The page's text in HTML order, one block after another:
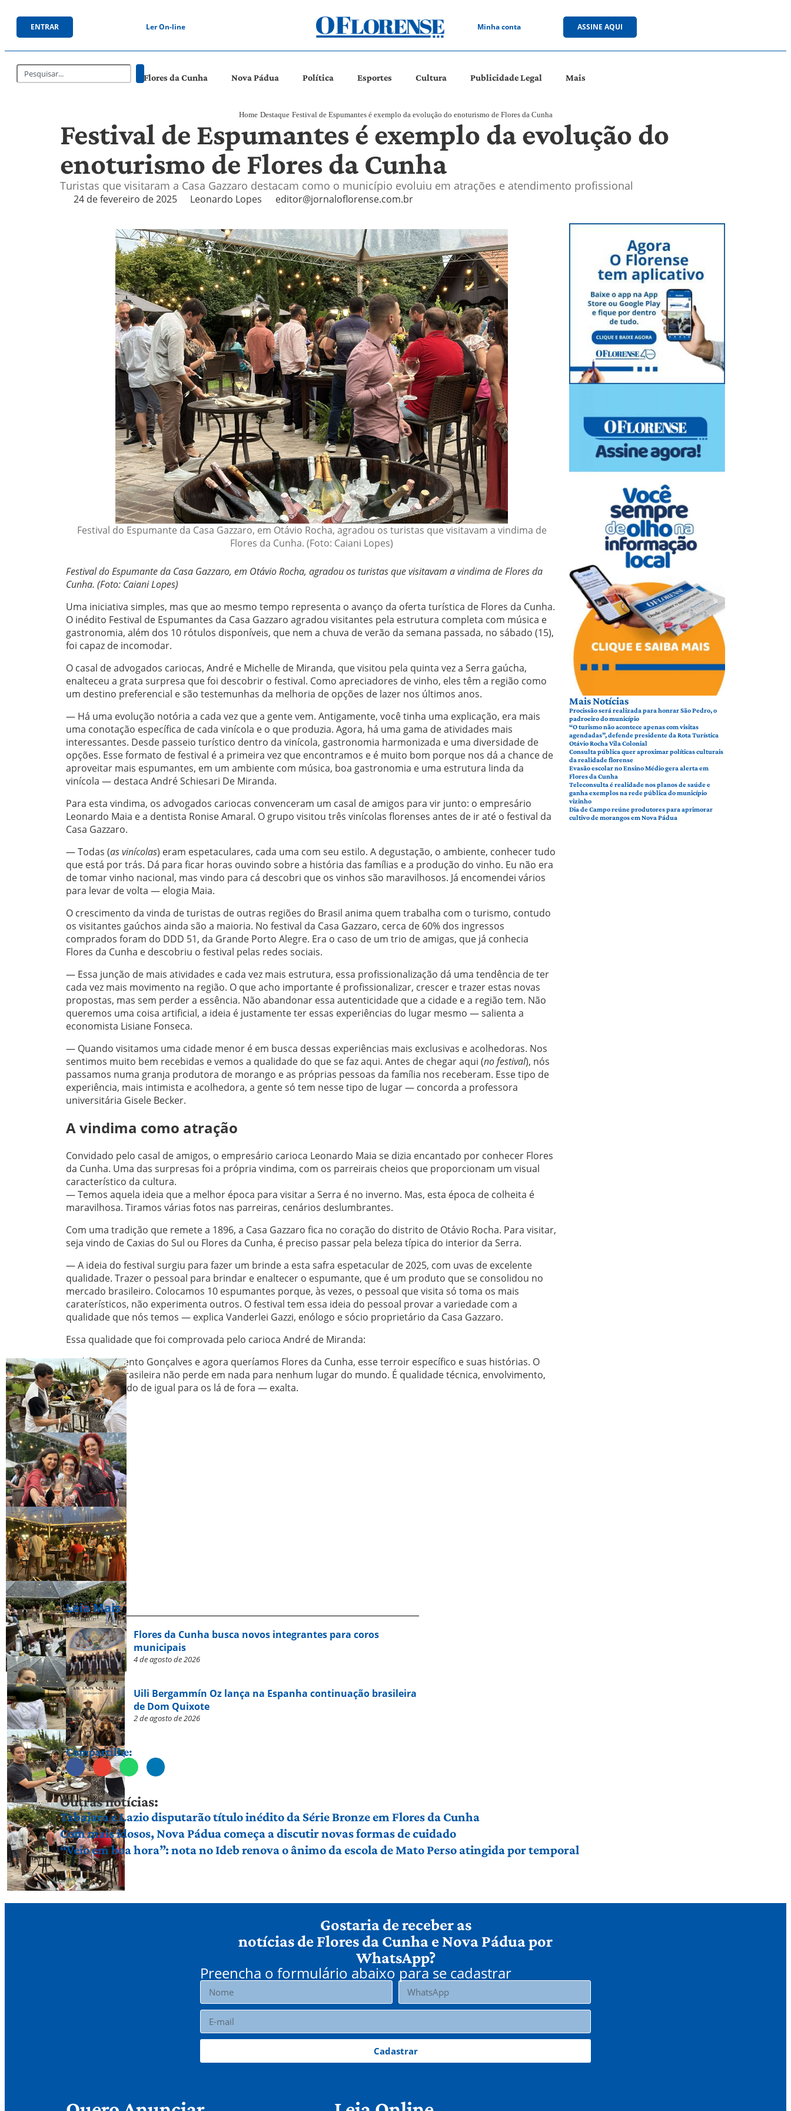
ENTRAR Ler On-line Minha conta ASSINE AQUI
Flores da Cunha Nova Pádua Política Esportes Cultura Publicidade Legal Mais
Home Destaque Festival de Espumantes é exemplo da evolução do enoturismo de Flores da Cunha
Festival de Espumantes é exemplo da evolução do
enoturismo de Flores da Cunha
Turistas que visitaram a Casa Gazzaro destacam como o município evoluiu em atrações e atendimento profissional
24 de fevereiro de 2025 Leonardo Lopes editor@jornaloflorense.com.br
Festival do Espumante da Casa Gazzaro, em Otávio Rocha, agradou os turistas que visitavam a vindima de
Flores da Cunha. (Foto: Caiani Lopes)
Festival do Espumante da Casa Gazzaro, em Otávio Rocha, agradou os turistas que visitavam a vindima de Flores da
Cunha. (Foto: Caiani Lopes)
Uma iniciativa simples, mas que ao mesmo tempo representa o avanço da oferta turística de Flores da Cunha.
O inédito Festival de Espumantes da Casa Gazzaro agradou visitantes pela estrutura completa com música e
gastronomia, além dos 10 rótulos disponíveis, que nem a chuva de verão da semana passada, no sábado (15),
foi capaz de incomodar.
O casal de advogados cariocas, André e Michelle de Miranda, que visitou pela quinta vez a Serra gaúcha,
enalteceu a grata surpresa que foi descobrir o festival. Como apreciadores de vinho, eles têm a região como
um destino preferencial e são testemunhas da melhoria de opções de lazer nos últimos anos.
— Há uma evolução notória a cada vez que a gente vem. Antigamente, você tinha uma explicação, era mais
uma conotação específica de cada vinícola e o que produzia. Agora, há uma gama de atividades mais
interessantes. Desde passeio turístico dentro da vinícola, gastronomia harmonizada e uma diversidade de
opções. Esse formato de festival é a primeira vez que encontramos e é muito bom porque nos dá a chance de
aproveitar mais espumantes, em um ambiente com música, boa gastronomia e uma estrutura linda da
vinícola — destaca André Schiesari De Miranda.
Para esta vindima, os advogados cariocas convenceram um casal de amigos para vir junto: o empresário
Leonardo Maia e a dentista Ronise Amaral. O grupo visitou três vinícolas florenses antes de ir até o festival da
Casa Gazzaro.
— Todas (as vinícolas) eram espetaculares, cada uma com seu estilo. A degustação, o ambiente, conhecer tudo
que está por trás. Dá para ficar horas ouvindo sobre a história das famílias e a produção do vinho. Eu não era
de tomar vinho nacional, mas vindo para cá descobri que os vinhos são maravilhosos. Já encomendei vários
para levar de volta — elogia Maia.
O crescimento da vinda de turistas de outras regiões do Brasil anima quem trabalha com o turismo, contudo
os visitantes gaúchos ainda são a maioria. No festival da Casa Gazzaro, cerca de 60% dos ingressos
comprados foram do DDD 51, da Grande Porto Alegre. Era o caso de um trio de amigas, que já conhecia
Flores da Cunha e descobriu o festival pelas redes sociais.
— Essa junção de mais atividades e cada vez mais estrutura, essa profissionalização dá uma tendência de ter
cada vez mais movimento na região. O que acho importante é profissionalizar, crescer e trazer estas novas
propostas, mas sem perder a essência. Não abandonar essa autenticidade que a cidade e a região tem. Não
queremos uma coisa artificial, a ideia é justamente ter essas experiências do lugar mesmo — salienta a
economista Lisiane Fonseca.
— Quando visitamos uma cidade menor é em busca dessas experiências mais exclusivas e acolhedoras. Nos
sentimos muito bem recebidas e vemos a qualidade do que se faz aqui. Antes de chegar aqui (no festival), nós
passamos numa granja produtora de morango e as próprias pessoas da família nos receberam. Esse tipo de
experiência, mais intimista e acolhedora, a gente só tem nesse tipo de lugar — concorda a professora
universitária Gisele Becker.
A vindima como atração
Convidado pelo casal de amigos, o empresário carioca Leonardo Maia se dizia encantado por conhecer Flores
da Cunha. Uma das surpresas foi a própria vindima, com os parreirais cheios que proporcionam um visual
característico da cultura.
— Temos aquela ideia que a melhor época para visitar a Serra é no inverno. Mas, esta época de colheita é
maravilhosa. Tiramos várias fotos nas parreiras, cenários deslumbrantes.
Com uma tradição que remete a 1896, a Casa Gazzaro fica no coração do distrito de Otávio Rocha. Para visitar,
seja vindo de Caxias do Sul ou Flores da Cunha, é preciso passar pela beleza típica do interior da Serra.
— A ideia do festival surgiu para fazer um brinde a esta safra espetacular de 2025, com uvas de excelente
qualidade. Trazer o pessoal para brindar e enaltecer o espumante, que é um produto que se consolidou no
mercado brasileiro. Colocamos 10 espumantes porque, às vezes, o pessoal que visita só toma os mais
caraterísticos, não experimenta outros. O festival tem essa ideia do pessoal provar a variedade com a
qualidade que nós temos — explica Vanderlei Gazzi, enólogo e sócio proprietário da Casa Gazzaro.
Essa qualidade que foi comprovada pelo carioca André de Miranda:
— Já fui em Bento Gonçalves e agora queríamos Flores da Cunha, esse terroir específico e suas histórias. O
espumante brasileira não perde em nada para nenhum lugar do mundo. É qualidade técnica, envolvimento,
tecnologia, tudo de igual para os lá de fora — exalta.
Leia Mais
Flores da Cunha busca novos integrantes para coros
municipais
4 de agosto de 2026
Uili Bergammín Oz lança na Espanha continuação brasileira
de Dom Quixote
2 de agosto de 2026
Compartilhe:
Mais Notícias
Procissão será realizada para honrar São Pedro, o
padroeiro do município
“O turismo não acontece apenas com visitas
agendadas”, defende presidente da Rota Turística
Otávio Rocha Vila Colonial
Consulta pública quer aproximar políticas culturais
da realidade florense
Evasão escolar no Ensino Médio gera alerta em
Flores da Cunha
Teleconsulta é realidade nos planos de saúde e
ganha exemplos na rede pública do município
vizinho
Dia de Campo reúne produtores para aprimorar
cultivo de morangos em Nova Pádua
Outras notícias:
Tabajara e Lazio disputarão título inédito da Série Bronze em Flores da Cunha
Com mais idosos, Nova Pádua começa a discutir novas formas de cuidado
“Veio em boa hora”: nota no Ideb renova o ânimo da escola de Mato Perso atingida por temporal
Gostaria de receber as
notícias de Flores da Cunha e Nova Pádua por
WhatsApp?
Preencha o formulário abaixo para se cadastrar
Cadastrar